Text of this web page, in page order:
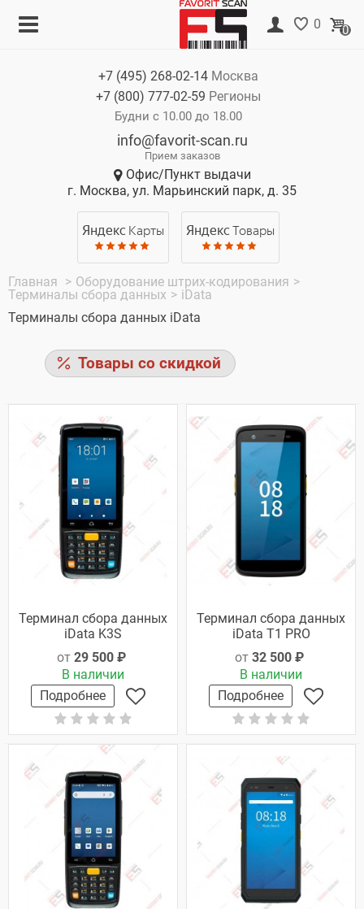
0 0
+7 (495) 268-02-14 Москва
+7 (800) 777-02-59 Регионы
Будни с 10.00 до 18.00
info@favorit-scan.ru
Прием заказов
Офис/Пункт выдачи
г. Москва, ул. Марьинский парк, д. 35
Яндекс Карты Яндекс Товары
Главная > Оборудование штрих-кодирования >
Терминалы сбора данных > iData
Терминалы сбора данных iData
Товары со скидкой
Терминал сбора данных
iData K3S
от 29 500 ₽
В наличии
Подробнее
Терминал сбора данных
iData T1 PRO
от 32 500 ₽
В наличии
Подробнее
Корзина
Нет товаров